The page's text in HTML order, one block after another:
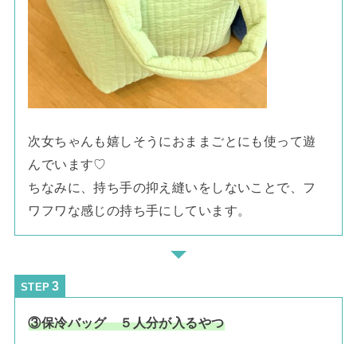
次女ちゃんも嬉しそうにおままごとにも使って遊
んでいます♡
ちなみに、持ち手の抑え縫いをしないことで、フ
ワフワな感じの持ち手にしています。
STEP
③保冷バッグ ５人分が入るやつ